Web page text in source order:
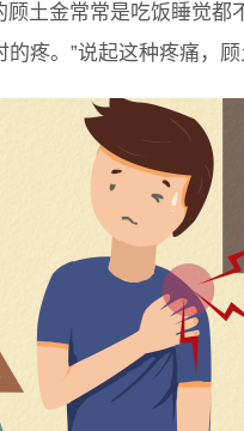
土金常常是吃饭睡觉都
疼。”说起这种疼痛，顾